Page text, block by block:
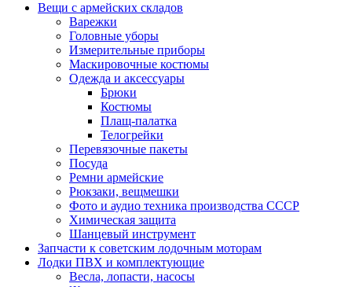
Вещи с армейских складов
Варежки
Головные уборы
Измерительные приборы
Маскировочные костюмы
Одежда и аксессуары
Брюки
Костюмы
Плащ-палатка
Телогрейки
Перевязочные пакеты
Посуда
Ремни армейские
Рюкзаки, вещмешки
Фото и аудио техника производства СССР
Химическая защита
Шанцевый инструмент
Запчасти к советским лодочным моторам
Лодки ПВХ и комплектующие
Весла, лопасти, насосы